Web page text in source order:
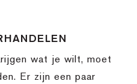
wat je wilt, moet
Er zijn een paar